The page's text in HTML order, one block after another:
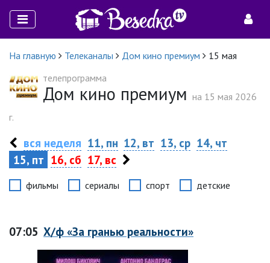
На главную Телеканалы Дом кино премиум
15 мая
телепрограмма
Дом кино премиум на 15 мая 2026
г.
вся неделя 11, пн 12, вт 13, ср 14, чт
15, пт 16, сб 17, вс
фильмы сериалы спорт детские
07:05 Х/ф «За гранью реальности»